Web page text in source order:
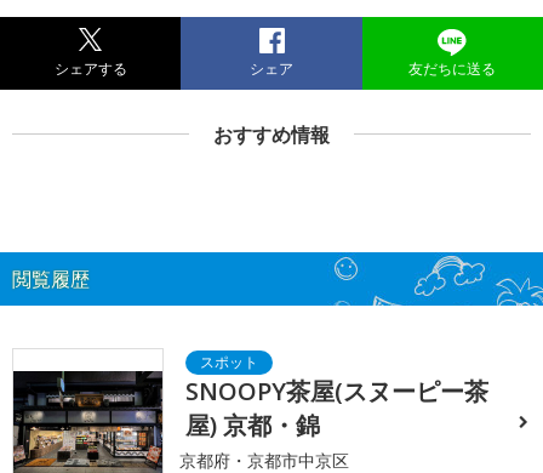
シェアする シェア 友だちに送る
おすすめ情報
閲覧履歴
SNOOPY茶屋(スヌーピー茶
屋) 京都・錦
京都府・京都市中京区